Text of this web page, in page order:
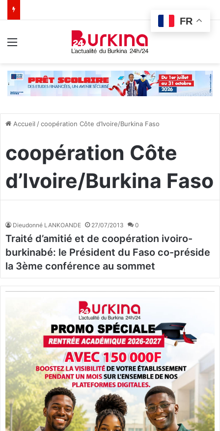
Accueil /coopération Côte d’Ivoire/Burkina Faso
coopération Côte
d’Ivoire/Burkina Faso
Dieudonné LANKOANDE 27/07/2013 0
Traité d’amitié et de coopération ivoiro-
burkinabé: le Président du Faso co-préside
la 3ème conférence au sommet
FR